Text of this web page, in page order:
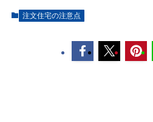
注文住宅の注意点